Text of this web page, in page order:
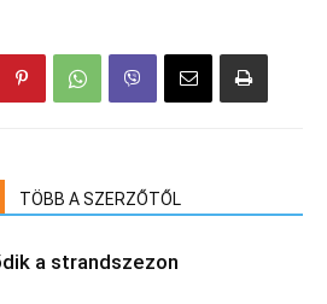
TÖBB A SZERZŐTŐL
a strandszezon